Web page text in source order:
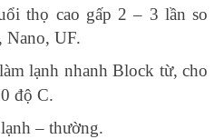
thọ cao gấp 2 – 3 lần so
Nano, UF.
lạnh nhanh Block từ, cho
độ C.
– thường.